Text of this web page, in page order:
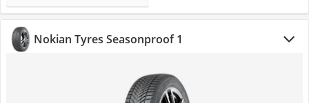
Nokian Tyres Seasonproof 1